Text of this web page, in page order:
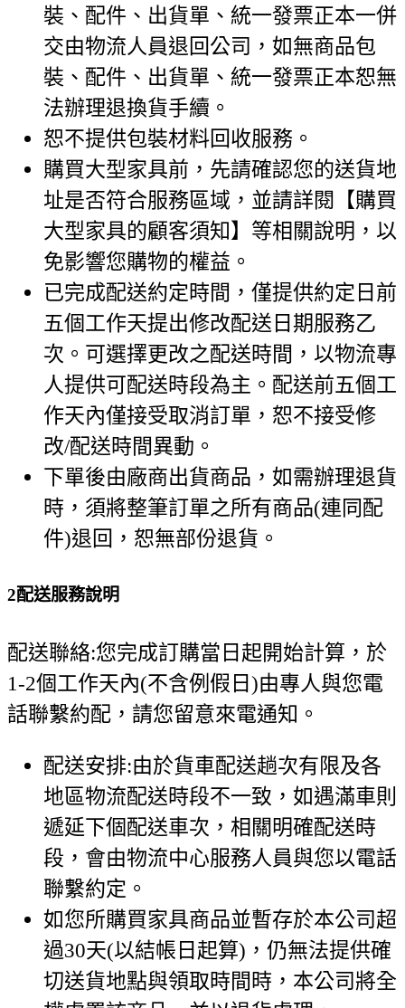
裝、配件、出貨單、統一發票正本一併
交由物流人員退回公司，如無商品包
裝、配件、出貨單、統一發票正本恕無
法辦理退換貨手續。
恕不提供包裝材料回收服務。
購買大型家具前，先請確認您的送貨地
址是否符合服務區域，並請詳閱【購買
大型家具的顧客須知】等相關說明，以
免影響您購物的權益。
已完成配送約定時間，僅提供約定日前
五個工作天提出修改配送日期服務乙
次。可選擇更改之配送時間，以物流專
人提供可配送時段為主。配送前五個工
作天內僅接受取消訂單，恕不接受修
改/配送時間異動。
下單後由廠商出貨商品，如需辦理退貨
時，須將整筆訂單之所有商品(連同配
件)退回，恕無部份退貨。
2配送服務說明
配送聯絡:您完成訂購當日起開始計算，於
1-2個工作天內(不含例假日)由專人與您電
話聯繫約配，請您留意來電通知。
配送安排:由於貨車配送趟次有限及各
地區物流配送時段不一致，如遇滿車則
遞延下個配送車次，相關明確配送時
段，會由物流中心服務人員與您以電話
聯繫約定。
如您所購買家具商品並暫存於本公司超
過30天(以結帳日起算)，仍無法提供確
切送貨地點與領取時間時，本公司將全